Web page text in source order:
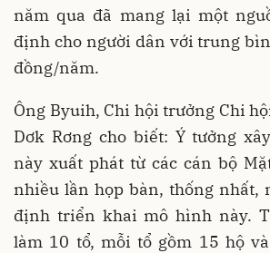
năm qua đã mang lại một
định cho người dân với trung
đồng/năm.
Ông Byuih, Chi hội trưởng Chi
Dơk Rơng cho biết: Ý tưởng
này xuất phát từ các cán bộ
nhiều lần họp bàn, thống nhất,
định triển khai mô hình này.
làm 10 tổ, mỗi tổ gồm 15 hộ